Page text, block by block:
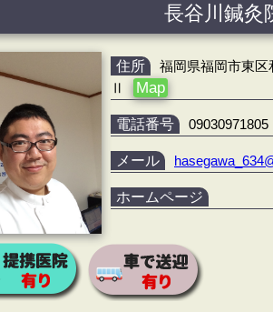
長谷川鍼灸
住所
福岡県福岡市東区
Ⅱ
Map
電話番号 09030971805
メール
ホームページ